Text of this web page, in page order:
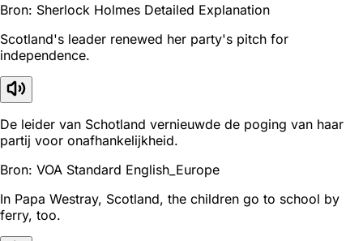
Bron: Sherlock Holmes Detailed Explanation
Scotland's leader renewed her party's pitch for
independence.
De leider van Schotland vernieuwde de poging van haar
partij voor onafhankelijkheid.
Bron: VOA Standard English_Europe
In Papa Westray, Scotland, the children go to school by
ferry, too.